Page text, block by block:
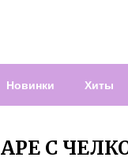
Новинки Хиты
С